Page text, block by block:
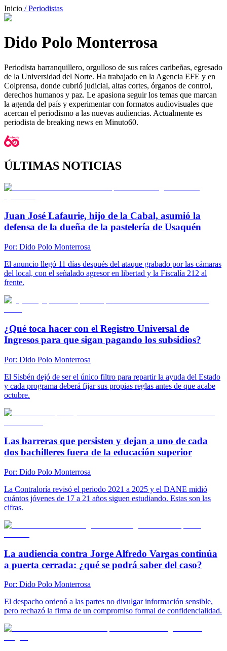
Inicio / Periodistas
Dido Polo Monterrosa
Periodista barranquillero, orgulloso de sus raíces caribeñas, egresado
de la Universidad del Norte. Ha trabajado en la Agencia EFE y en
Colprensa, donde cubrió judicial, altas cortes, órganos de control,
derechos humanos y paz. Le apasiona seguir los temas que marcan
la agenda del país y experimentar con formatos audiovisuales que
acercan el periodismo a las nuevas audiencias. Actualmente es
periodista de breaking news en Minuto60.
ÚLTIMAS NOTICIAS
Juan José Lafaurie, hijo de la Cabal, asumió la
defensa de la dueña de la pastelería de Usaquén
Por: Dido Polo Monterrosa
El anuncio llegó 11 días después del ataque grabado por las cámaras
del local, con el señalado agresor en libertad y la Fiscalía 212 al
frente.
¿Qué toca hacer con el Registro Universal de
Ingresos para que sigan pagando los subsidios?
Por: Dido Polo Monterrosa
El Sisbén dejó de ser el único filtro para repartir la ayuda del Estado
y cada programa deberá fijar sus propias reglas antes de que acabe
octubre.
Las barreras que persisten y dejan a uno de cada
dos bachilleres fuera de la educación superior
Por: Dido Polo Monterrosa
La Contraloría revisó el periodo 2021 a 2025 y el DANE midió
cuántos jóvenes de 17 a 21 años siguen estudiando. Estas son las
cifras.
La audiencia contra Jorge Alfredo Vargas continúa
a puerta cerrada: ¿qué se podrá saber del caso?
Por: Dido Polo Monterrosa
El despacho ordenó a las partes no divulgar información sensible,
pero rechazó la firma de un compromiso formal de confidencialidad.